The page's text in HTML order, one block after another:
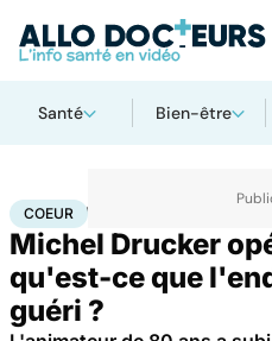
Santé Bien-être
AccueilSanté
COEUR
Michel Drucker
qu'est-ce que
guéri ?